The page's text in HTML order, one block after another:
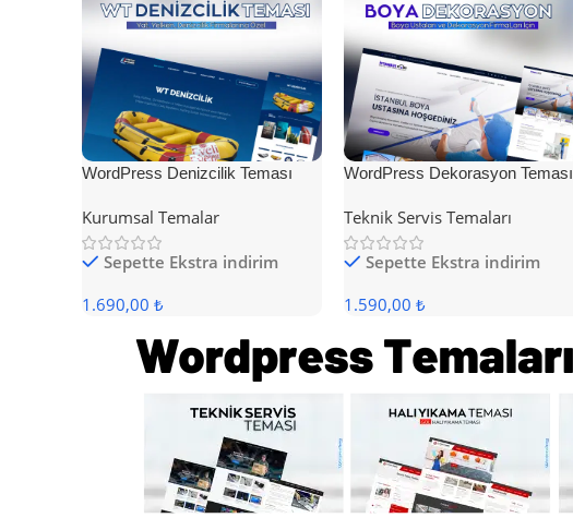
WordPress Denizcilik Teması
Kurumsal Temalar
Sepette Ekstra indirim
1.690,00 ₺
WordPress Dekorasyon Teması
Teknik Servis Temaları
Sepette Ekstra indirim
1.590,00 ₺